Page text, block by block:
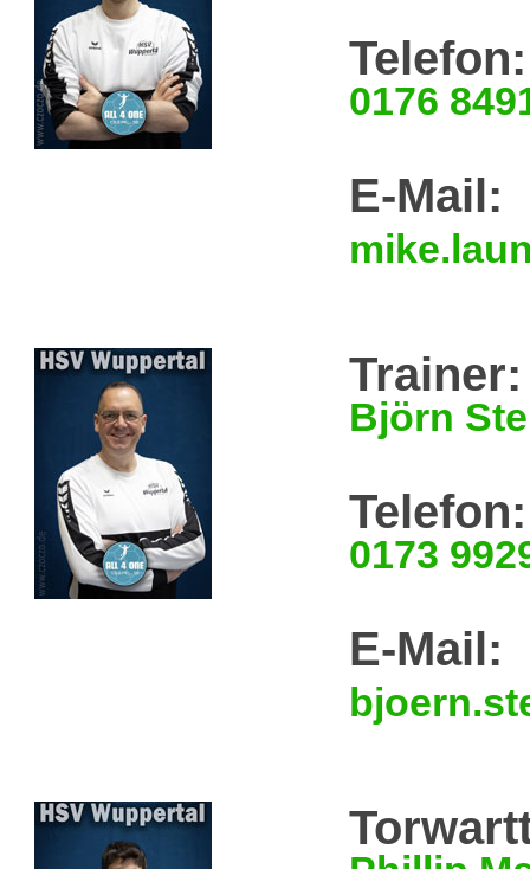
Telefon:
0176
E-Mail:
Trainer:
Björn
Telefon:
0173
E-Mail: